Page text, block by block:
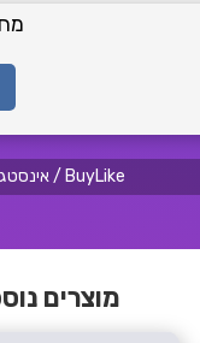
BuyLike
/
מוצרים